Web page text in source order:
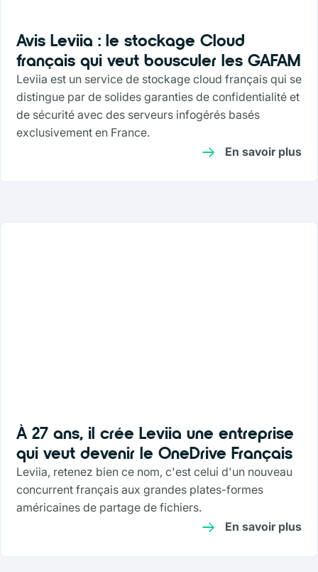
Avis Leviia : le stockage Cloud
français qui veut bousculer les GAFAM
Leviia est un service de stockage cloud français qui se
distingue par de solides garanties de confidentialité et
de sécurité avec des serveurs infogérés basés
exclusivement en France.
En savoir plus
À 27 ans, il crée Leviia une entreprise
qui veut devenir le OneDrive Français
Leviia, retenez bien ce nom, c'est celui d'un nouveau
concurrent français aux grandes plates-formes
américaines de partage de fichiers.
En savoir plus